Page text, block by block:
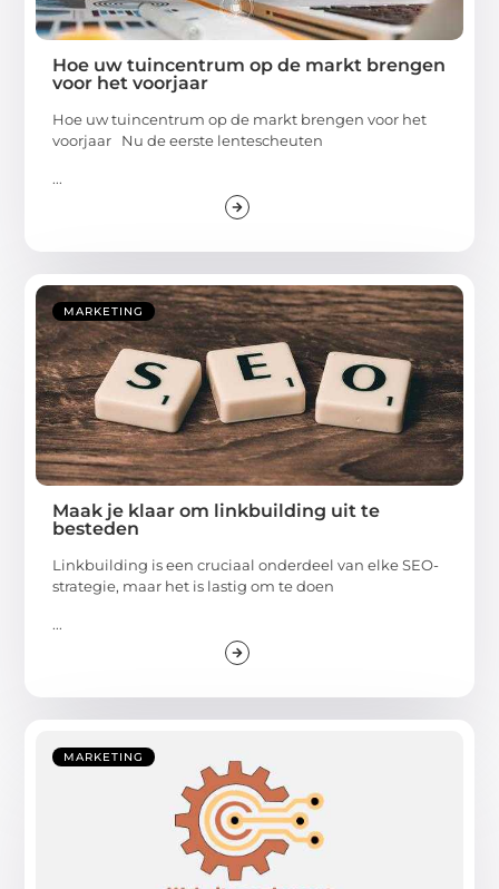
Hoe uw tuincentrum op de markt brengen
voor het voorjaar
Hoe uw tuincentrum op de markt brengen voor het
voorjaar Nu de eerste lentescheuten
...
MARKETING
Maak je klaar om linkbuilding uit te
besteden
Linkbuilding is een cruciaal onderdeel van elke SEO-
strategie, maar het is lastig om te doen
...
MARKETING